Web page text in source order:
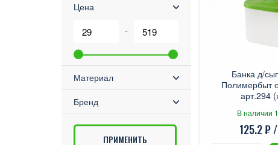
Цена
-
Материал
Бренд
Банка д/
Полимербыт
арт.294
В наличии
125.2 ₽